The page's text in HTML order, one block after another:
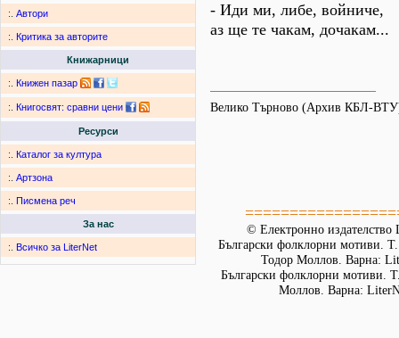
:. Автори
:. Критика за авторите
Книжарници
:. Книжен пазар
:. Книгосвят: сравни цени
Ресурси
:. Каталог за култура
:. Артзона
:. Писмена реч
За нас
:. Всичко за LiterNet
- Иди ми, либе, войниче,
аз ще те чакам, дочакам...
Велико Търново (Архив КБЛ-
© Електронно издателство
Български фолклорни мотиви.
Тодор Моллов. Варна:
Български фолклорни мотиви.
Моллов. Варна: